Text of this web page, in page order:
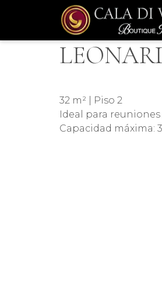
32 m² | Piso 2
Ideal para
Capacidad máxima: